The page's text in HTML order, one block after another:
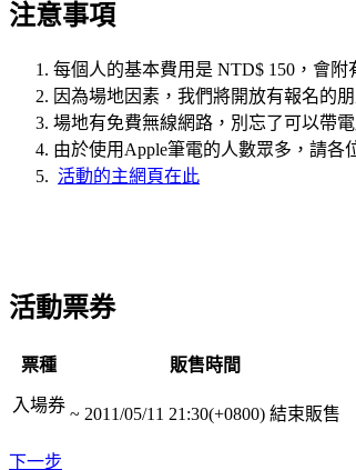
注意事項
每個人的基本費用是 NTD$ 150，會
因為場地因素，我們將開放有報名的
場地有免費無線網路，別忘了可以帶
由於使用Apple筆電的人數眾多，請各
活動的主網頁在此
活動票券
票種 販售時間
入場券 ~ 2011/05/11 21:30(+0800) 結束販售
下一步